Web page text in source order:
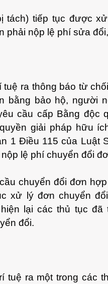
tách) tiếp tục được
phải nộp lệ phí sửa
ra thông báo từ
bằng bảo hộ, người
cầu cấp Bằng độc
giải pháp hữu
1 Điều 115 của Luật
lệ phí chuyển đổi
chuyển đổi đơn
xử lý đơn chuyển
lại các thủ tục đã
đổi.
tuệ ra một trong các